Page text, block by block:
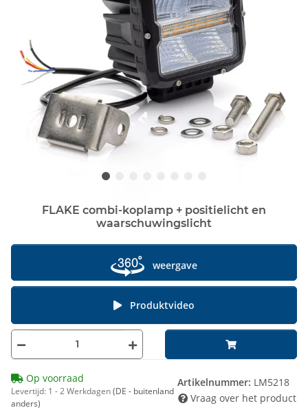
FLAKE combi-koplamp + positielicht en
waarschuwingslicht
weergave
Produktvideo
Op voorraad
Levertijd: 1 - 2 Werkdagen(DE - buitenland
anders)
Artikelnummer: LM5218
Vraag over het product